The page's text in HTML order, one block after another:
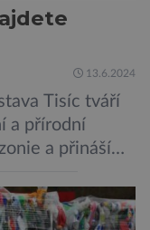
13.6.2024
Tisíc tváří
a přírodní
a přináší
Inovativní a
řadě o